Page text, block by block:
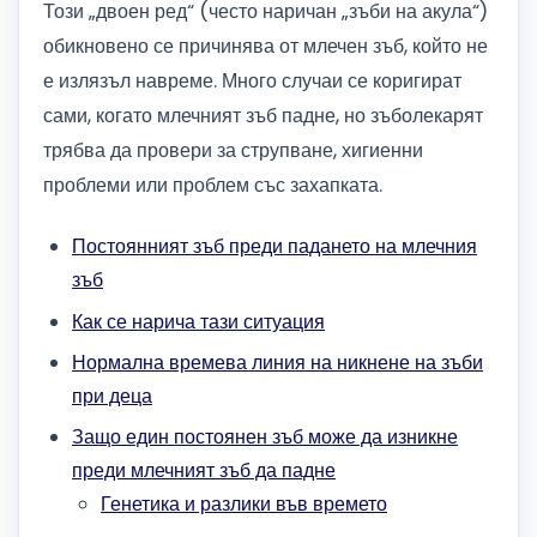
Този „двоен ред“ (често наричан „зъби на акула“)
обикновено се причинява от млечен зъб, който не
е излязъл навреме. Много случаи се коригират
сами, когато млечният зъб падне, но зъболекарят
трябва да провери за струпване, хигиенни
проблеми или проблем със захапката.
Постоянният зъб преди падането на млечния
зъб
Как се нарича тази ситуация
Нормална времева линия на никнене на зъби
при деца
Защо един постоянен зъб може да изникне
преди млечният зъб да падне
Генетика и разлики във времето